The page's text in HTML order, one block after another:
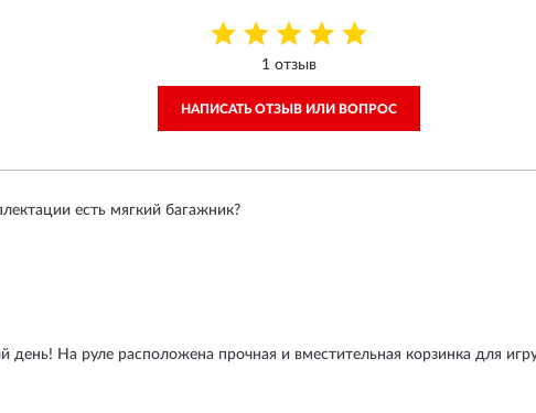
1 отзыв
НАПИСАТЬ ОТЗЫВ ИЛИ ВОПРОС
есть мягкий багажник?
день! На руле расположена прочная и вместительная корзинка для